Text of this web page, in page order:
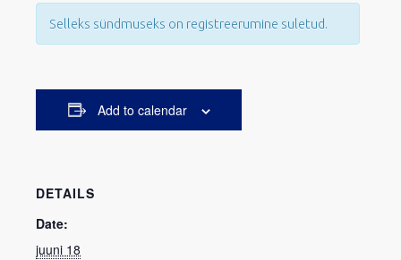
Selleks sündmuseks on registreerumine suletud.
Add to calendar
DETAILS
Date:
juuni 18